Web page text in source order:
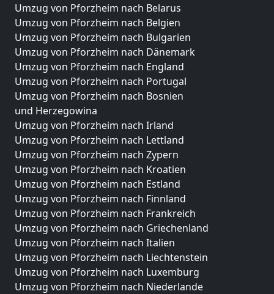
Umzug von Pforzheim nach Belarus
Umzug von Pforzheim nach Belgien
Umzug von Pforzheim nach Bulgarien
Umzug von Pforzheim nach Dänemark
Umzug von Pforzheim nach England
Umzug von Pforzheim nach Portugal
Umzug von Pforzheim nach Bosnien
und Herzegowina
Umzug von Pforzheim nach Irland
Umzug von Pforzheim nach Lettland
Umzug von Pforzheim nach Zypern
Umzug von Pforzheim nach Kroatien
Umzug von Pforzheim nach Estland
Umzug von Pforzheim nach Finnland
Umzug von Pforzheim nach Frankreich
Umzug von Pforzheim nach Griechenland
Umzug von Pforzheim nach Italien
Umzug von Pforzheim nach Liechtenstein
Umzug von Pforzheim nach Luxemburg
Umzug von Pforzheim nach Niederlande